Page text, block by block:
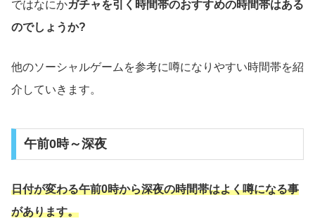
ではなにかガチャを引く時間帯のおすすめの時間帯はある
のでしょうか?
他のソーシャルゲームを参考に噂になりやすい時間帯を紹
介していきます。
午前0時～深夜
日付が変わる午前0時から深夜の時間帯はよく噂になる事
があります。